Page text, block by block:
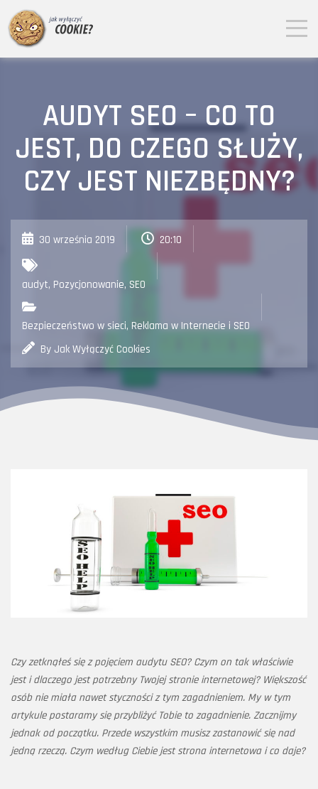
AUDYT SEO – CO TO
JEST, DO CZEGO SŁUŻY,
CZY JEST NIEZBĘDNY?
30 września 2019 20:10
audyt, Pozycjonowanie, SEO
Bezpieczeństwo w sieci, Reklama w Internecie i SEO
By Jak Wyłączyć Cookies
Czy zetknąłeś się z pojęciem audytu SEO? Czym on tak właściwie
jest i dlaczego jest potrzebny Twojej stronie internetowej? Większość
osób nie miała nawet styczności z tym zagadnieniem. My w tym
artykule postaramy się przybliżyć Tobie to zagadnienie. Zacznijmy
jednak od początku. Przede wszystkim musisz zastanowić się nad
jedną rzeczą. Czym według Ciebie jest strona internetowa i co daje?